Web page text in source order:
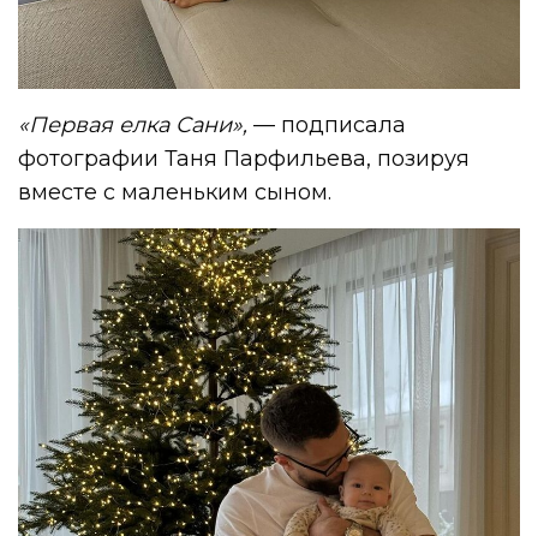
«Первая елка Сани», — подписала
фотографии Таня Парфильева, позируя
вместе с маленьким сыном.